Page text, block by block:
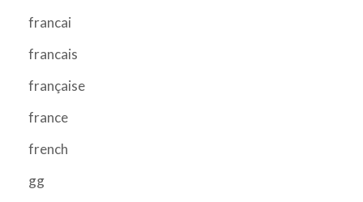
francai
francais
française
france
french
gg